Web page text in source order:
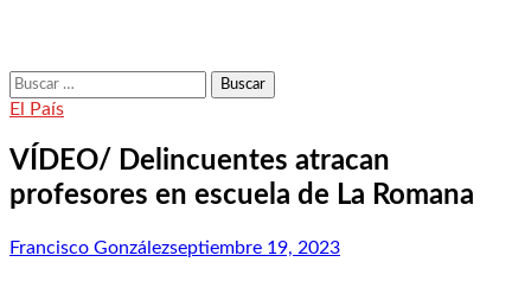
Buscar:
El País
VÍDEO/ Delincuentes atracan
profesores en escuela de La Romana
Francisco Gonzálezseptiembre 19, 2023